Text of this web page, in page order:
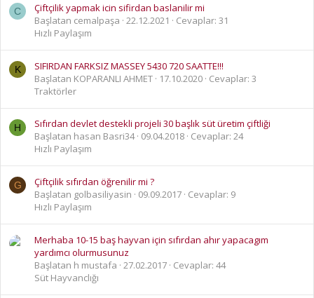
C
Çiftçilik yapmak icin sifirdan baslanilir mi
Başlatan cemalpaşa 22.12.2021
Cevaplar: 31
Hızlı Paylaşım
K
SIFIRDAN FARKSIZ MASSEY 5430 720 SAATTE!!!
Başlatan KOPARANLI AHMET
17.10.2020 Cevaplar: 3
Traktörler
H
Sıfırdan devlet destekli projeli 30 başlık süt üretim çiftliği
Başlatan hasan Basri34 09.04.2018 Cevaplar: 24
Hızlı Paylaşım
G
Çiftçilik sıfırdan öğrenilir mi ?
Başlatan golbasiliyasin
09.09.2017 Cevaplar: 9
Hızlı Paylaşım
Merhaba 10-15 baş hayvan için sıfırdan ahır yapacagım
yardımcı olurmusunuz
Başlatan h mustafa
27.02.2017 Cevaplar: 44
Süt Hayvanclığı